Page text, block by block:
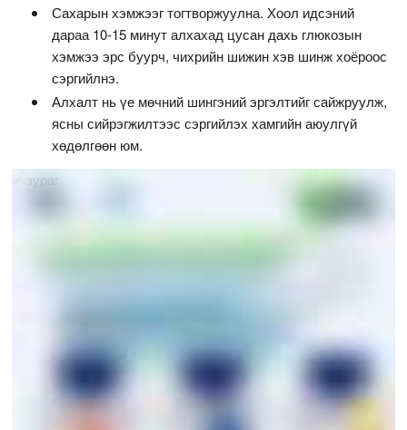
Сахарын хэмжээг тогтворжуулна. Хоол идсэний
дараа 10-15 минут алхахад цусан дахь глюкозын
хэмжээ эрс буурч, чихрийн шижин хэв шинж хоёроос
сэргийлнэ.
Алхалт нь үе мөчний шингэний эргэлтийг сайжруулж,
ясны сийрэгжилтээс сэргийлэх хамгийн аюулгүй
хөдөлгөөн юм.